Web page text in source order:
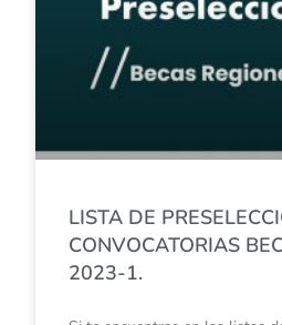
LISTA DE
CONVOCATORIAS
2023-1.